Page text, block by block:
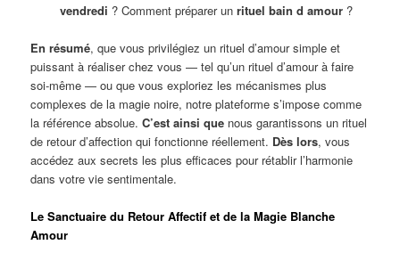
vendredi ? Comment préparer un rituel bain d amour?
En résumé, que vous privilégiez un rituel d’amour simple et
puissant à réaliser chez vous — tel qu’un rituel d’amour à faire
soi-même — ou que vous exploriez les mécanismes plus
complexes de la magie noire, notre plateforme s’impose comme
la référence absolue.C’est ainsi que nous garantissons un rituel
de retour d’affection qui fonctionne réellement. Dès lors, vous
accédez aux secrets les plus efficaces pour rétablir l’harmonie
dans votre vie sentimentale.
Le Sanctuaire du Retour Affectif et de la Magie Blanche
Amour